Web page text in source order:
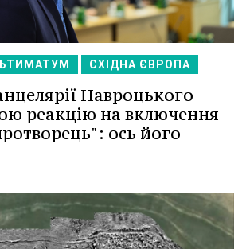
СХІДНА ЄВРОПА
Навроцького
реакцію на включення
ось його